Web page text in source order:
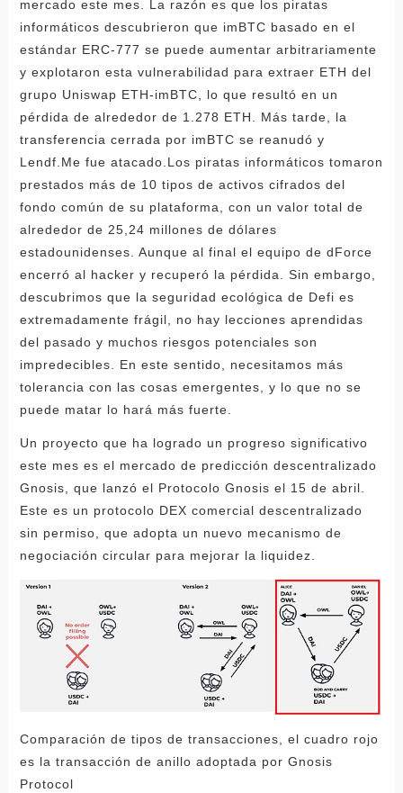
mercado este mes. La razón es que los piratas
informáticos descubrieron que imBTC basado en el
estándar ERC-777 se puede aumentar arbitrariamente
y explotaron esta vulnerabilidad para extraer ETH del
grupo Uniswap ETH-imBTC, lo que resultó en un
pérdida de alrededor de 1.278 ETH. Más tarde, la
transferencia cerrada por imBTC se reanudó y
Lendf.Me fue atacado.Los piratas informáticos tomaron
prestados más de 10 tipos de activos cifrados del
fondo común de su plataforma, con un valor total de
alrededor de 25,24 millones de dólares
estadounidenses. Aunque al final el equipo de dForce
encerró al hacker y recuperó la pérdida. Sin embargo,
descubrimos que la seguridad ecológica de Defi es
extremadamente frágil, no hay lecciones aprendidas
del pasado y muchos riesgos potenciales son
impredecibles. En este sentido, necesitamos más
tolerancia con las cosas emergentes, y lo que no se
puede matar lo hará más fuerte.
Un proyecto que ha logrado un progreso significativo
este mes es el mercado de predicción descentralizado
Gnosis, que lanzó el Protocolo Gnosis el 15 de abril.
Este es un protocolo DEX comercial descentralizado
sin permiso, que adopta un nuevo mecanismo de
negociación circular para mejorar la liquidez.
Comparación de tipos de transacciones, el cuadro rojo
es la transacción de anillo adoptada por Gnosis
Protocol